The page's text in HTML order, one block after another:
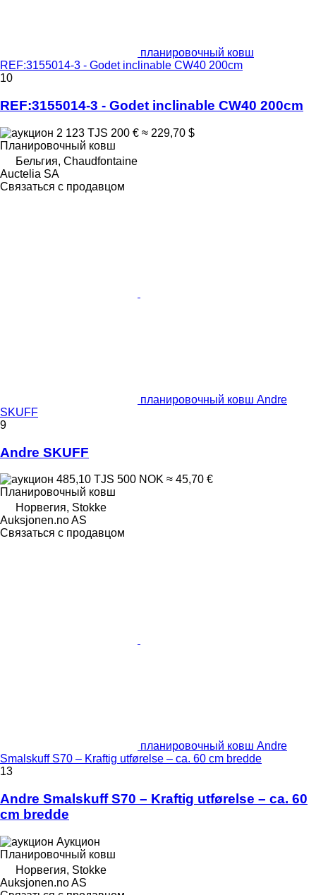
планировочный ковш
REF:3155014-3 - Godet inclinable CW40 200cm
10
REF:3155014-3 - Godet inclinable CW40 200cm
2 123 TJS 200 € ≈ 229,70 $
Планировочный ковш
Бельгия, Chaudfontaine
Auctelia SA
Связаться с продавцом
планировочный ковш Andre
SKUFF
9
Andre SKUFF
485,10 TJS 500 NOK ≈ 45,70 €
Планировочный ковш
Норвегия, Stokke
Auksjonen.no AS
Связаться с продавцом
планировочный ковш Andre
Smalskuff S70 – Kraftig utførelse – ca. 60 cm bredde
13
Andre Smalskuff S70 – Kraftig utførelse – ca. 60
cm bredde
Аукцион
Планировочный ковш
Норвегия, Stokke
Auksjonen.no AS